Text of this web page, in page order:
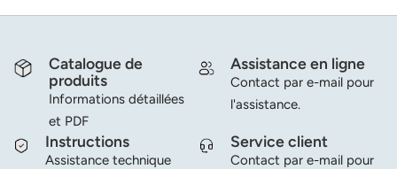
Catalogue de
produits
Informations détaillées
et PDF
Assistance en ligne
Contact par e-mail pour
l'assistance.
Instructions
Assistance technique
Service client
Contact par e-mail pour